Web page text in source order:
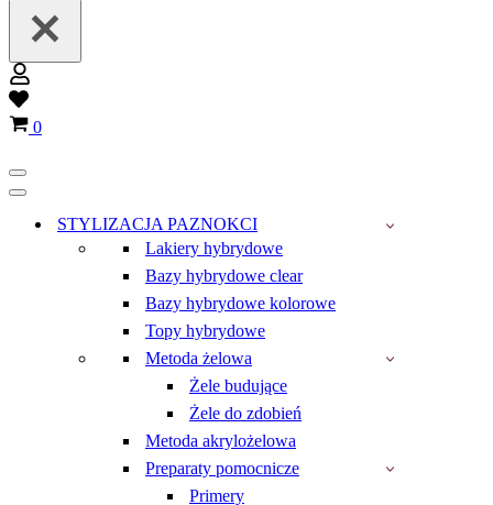
Wish
listKoszyk
0
Menu
nawigacji
Menu
nawigacjiSTYLIZACJA PAZNOKCI
Lakiery hybrydowe
Bazy hybrydowe clear
Bazy hybrydowe kolorowe
Topy hybrydowe
Metoda żelowa
Żele budujące
Żele do zdobień
Metoda akrylożelowa
Preparaty pomocnicze
Primery